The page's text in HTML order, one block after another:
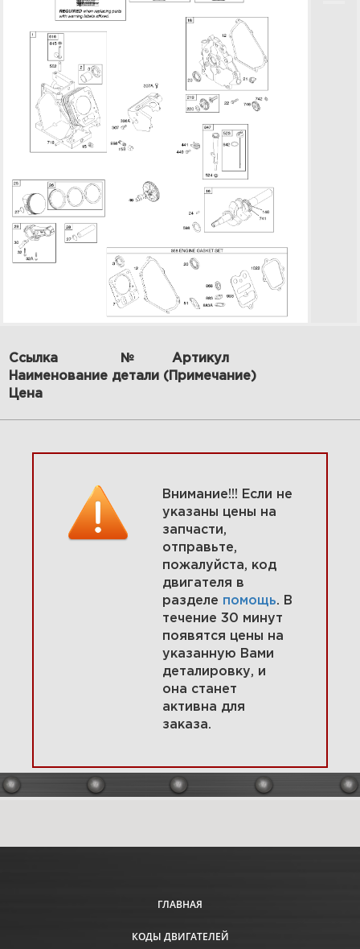
4 Стартер, пружина
регулятора, магнето,
электрический стартер 12A312-
0115-E1
Увеличить
5 Головка цилиндра,
Увеличить
1 Глушитель, маховик, корпус
стартера 12A312-0115-E1
Ссылка №
Артикул
Наименование детали (Примечание)
Цена
Внимание!!! Если не
указаны цены на
запчасти,
отправьте,
пожалуйста, код
двигателя в
разделе помощь. В
течение 30 минут
появятся цены на
указанную Вами
деталировку, и
она станет
активна для
заказа.
ГЛАВНАЯ
КОДЫ ДВИГАТЕЛЕЙ